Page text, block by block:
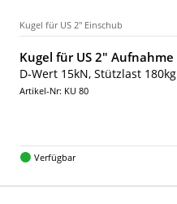
Kugel für US 2" Einschub
Kugel für US 2" Aufnahme
D-Wert 15kN, Stützlast 180kg
Artikel-Nr: KU 80
Verfügbar